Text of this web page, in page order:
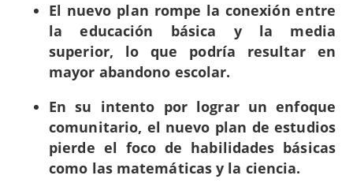
El nuevo plan rompe la conexión entre
la educación básica y la media
superior, lo que podría resultar en
mayor abandono escolar.
En su intento por lograr un enfoque
comunitario, el nuevo plan de estudios
pierde el foco de habilidades básicas
como las matemáticas y la ciencia.